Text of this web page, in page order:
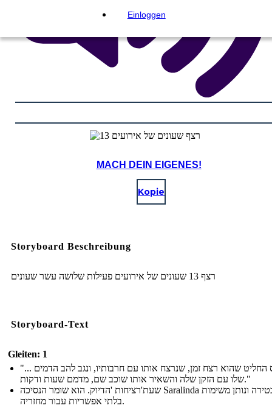
Einloggen
MACH DEIN EIGENES!
Kopie
Storyboard Beschreibung
רצף 13 שעונים של אירועים פעילות שלושה עשר שעונים
Storyboard-Text
Gleiten: 1
"... הדוכס החליט שהוא רצח זמן, שנרצח אותו עם חרבותיו, ונגב להב הדמים
שלו עם הזקן שלה והשאיר אותו שוכב שם, מדמם שעות ודקות."
שעת'רציחות 'הדיוק. הוא שומר הנסיכה Saralinda נעול בטירה ונותן משימות
בלתי אפשריות עבור מחזריה.